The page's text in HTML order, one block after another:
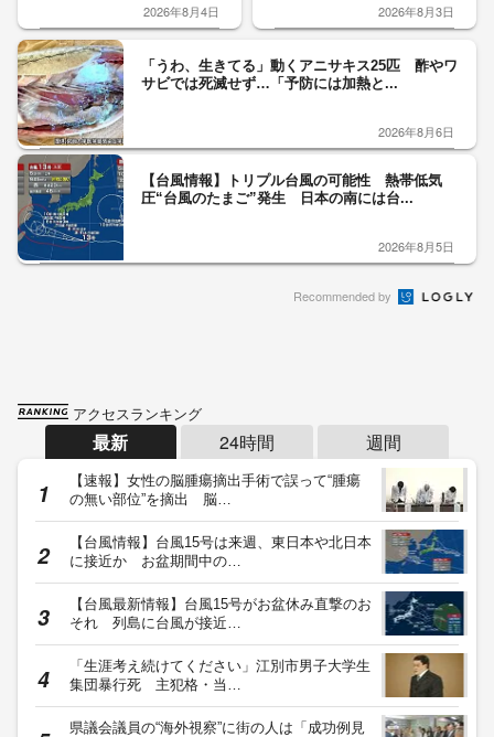
2026年8月4日 2026年8月3日
「うわ、生きてる」動くアニサキス25匹 酢やワ
サビでは死滅せず…「予防には加熱と...
2026年8月6日
【台風情報】トリプル台風の可能性 熱帯低気
圧“台風のたまご”発生 日本の南には台...
2026年8月5日
Recommended by
アクセスランキング
最新 24時間 週間
【速報】女性の脳腫瘍摘出手術で誤って“腫瘍
の無い部位”を摘出 脳…
【台風情報】台風15号は来週、東日本や北日本
に接近か お盆期間中の…
【台風最新情報】台風15号がお盆休み直撃のお
それ 列島に台風が接近…
「生涯考え続けてください」江別市男子大学生
集団暴行死 主犯格・当…
県議会議員の“海外視察”に街の人は「成功例見